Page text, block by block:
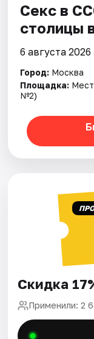
Города
Площадки
Рейтинги
Секс в
столицы
6 августа 2026
Город: Москва
Площадка:
№2)
Скидка
Применили: 2